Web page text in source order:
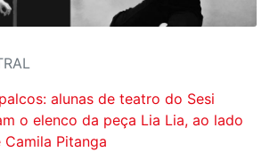
alunas de teatro do Sesi
o elenco da peça Lia Lia, ao lado
Pitanga